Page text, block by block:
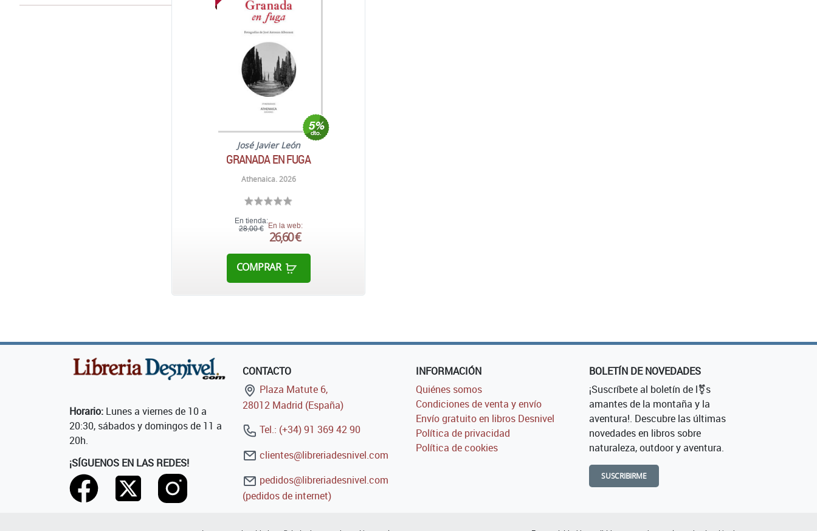
José Javier León
GRANADA EN FUGA
Athenaica. 2026
En tienda:
28,00 € En la web:
26,60 €
COMPRAR
Horario: Lunes a viernes de 10 a
20:30, sábados y domingos de 11 a
20h.
¡SÍGUENOS EN LAS REDES!
CONTACTO
Plaza Matute 6,
28012 Madrid (España)
Tel.: (+34) 91 369 42 90
clientes@libreriadesnivel.com
pedidos@libreriadesnivel.com
(pedidos de internet)
INFORMACIÓN
Quiénes somos
Condiciones de venta y envío
Envío gratuito en libros Desnivel
Política de privacidad
Política de cookies
BOLETÍN DE NOVEDADES
¡Suscríbete al boletín de l⚧s
amantes de la montaña y la
aventura!. Descubre las últimas
novedades en libros sobre
naturaleza, outdoor y aventura.
SUSCRIBIRME